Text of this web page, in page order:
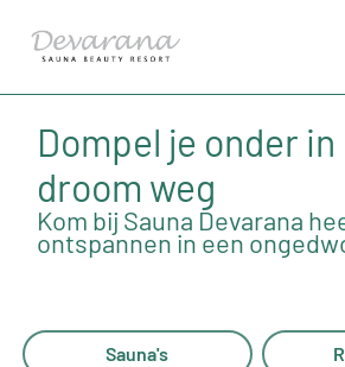
Dompel je onder in
droom weg
Kom bij Sauna Devarana
ontspannen in een
Sauna's